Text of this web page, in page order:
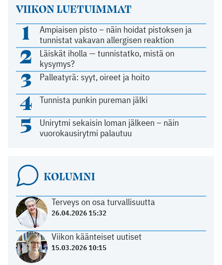
VIIKON LUETUIMMAT
1
Ampiaisen pisto – näin hoidat pistoksen ja
tunnistat vakavan allergisen reaktion
2
Läiskät iholla — tunnistatko, mistä on
kysymys?
3 Palleatyrä: syyt, oireet ja hoito
4 Tunnista punkin pureman jälki
5
Unirytmi sekaisin loman jälkeen – näin
vuorokausirytmi palautuu
KOLUMNI
Terveys on osa turvallisuutta
26.04.2026 15:32
Viikon käänteiset uutiset
15.03.2026 10:15